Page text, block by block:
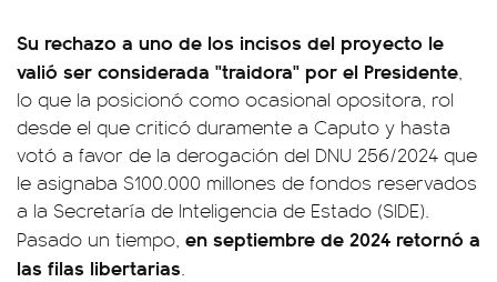
Su rechazo a uno de los incisos del proyecto le
valió ser considerada "traidora" por el Presidente,
lo que la posicionó como ocasional opositora, rol
desde el que criticó duramente a Caputo y hasta
votó a favor de la derogación del DNU 256/2024 que
le asignaba $100.000 millones de fondos reservados
a la Secretaría de Inteligencia de Estado (SIDE).
Pasado un tiempo, en septiembre de 2024 retornó a
las filas libertarias.